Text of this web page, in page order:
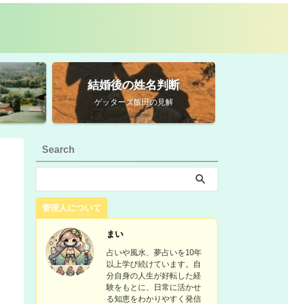
結婚後の姓名判断
ゲッターズ飯田の見解
Search
管理人について
まい
占いや風水、夢占いを10年
以上学び続けています。自
分自身の人生が好転した経
験をもとに、日常に活かせ
る知恵をわかりやすく発信